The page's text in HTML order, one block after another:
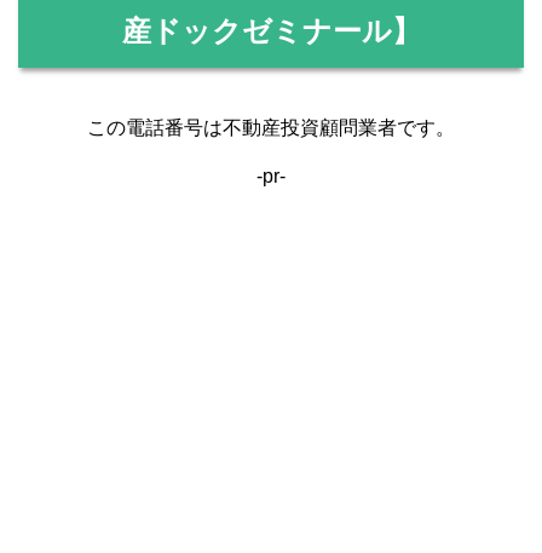
産ドックゼミナール】
この電話番号は不動産投資顧問業者です。
-pr-